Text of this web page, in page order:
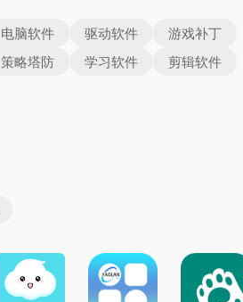
电脑软件 驱动软件
游戏补丁
策略塔防 学习软件
剪辑软件